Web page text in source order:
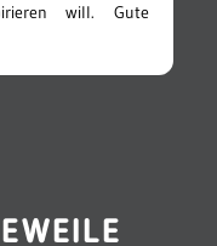
will. Gute